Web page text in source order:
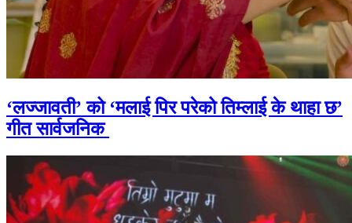
‘लज्जावती’ को ‘मलाई पिर परेको तिम्लाई के थाहा छ’
गीत सार्वजनिक